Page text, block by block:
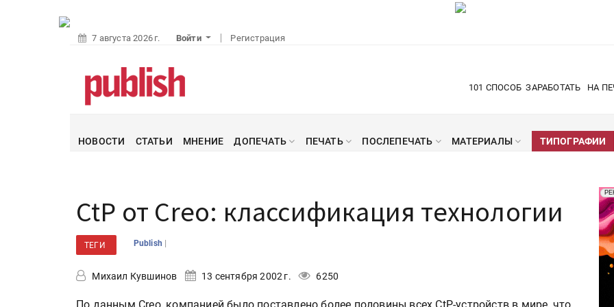
7 августа 2026 г. Войти Регистрация
101 СПОСОБ ЗАРАБОТАТЬ НА
НОВОСТИ СТАТЬИ МНЕНИЕ ДОПЕЧАТЬ ПЕЧАТЬ ПОСЛЕПЕЧАТЬ МАТЕРИАЛЫ ТИПОГРАФИИ
CtP от Creo: классификация технологии
ТЕГИ Publish |
Михаил Кувшинов 13 сентября 2002 г. 6250